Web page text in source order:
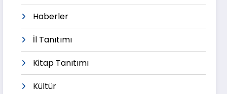
Haberler
İl Tanıtımı
Kitap Tanıtımı
Kültür